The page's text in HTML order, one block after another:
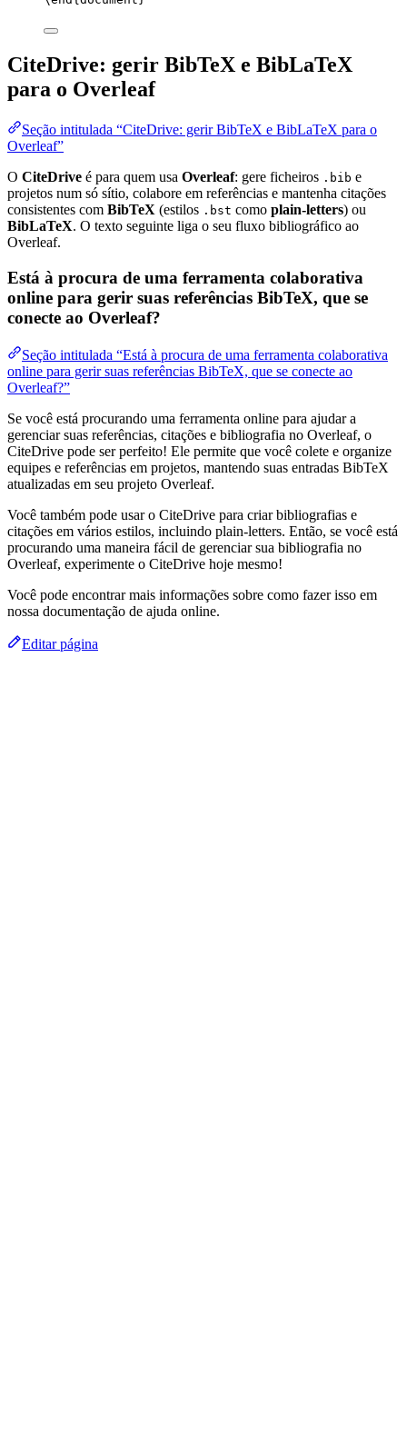
CiteDrive: gerir BibTeX e BibLaTeX
para o Overleaf
Seção intitulada “CiteDrive: gerir BibTeX e BibLaTeX para o
Overleaf”
O CiteDrive é para quem usa Overleaf: gere ficheiros .bib e
projetos num só sítio, colabore em referências e mantenha citações
consistentes com BibTeX (estilos .bst como plain-letters) ou
BibLaTeX. O texto seguinte liga o seu fluxo bibliográfico ao
Overleaf.
Está à procura de uma ferramenta colaborativa
online para gerir suas referências BibTeX, que se
conecte ao Overleaf?
Seção intitulada “Está à procura de uma ferramenta colaborativa
online para gerir suas referências BibTeX, que se conecte ao
Overleaf?”
Se você está procurando uma ferramenta online para ajudar a
gerenciar suas referências, citações e bibliografia no Overleaf, o
CiteDrive pode ser perfeito! Ele permite que você colete e organize
equipes e referências em projetos, mantendo suas entradas BibTeX
atualizadas em seu projeto Overleaf.
Você também pode usar o CiteDrive para criar bibliografias e
citações em vários estilos, incluindo plain-letters. Então, se você está
procurando uma maneira fácil de gerenciar sua bibliografia no
Overleaf, experimente o CiteDrive hoje mesmo!
Você pode encontrar mais informações sobre como fazer isso em
nossa documentação de ajuda online.
Editar página